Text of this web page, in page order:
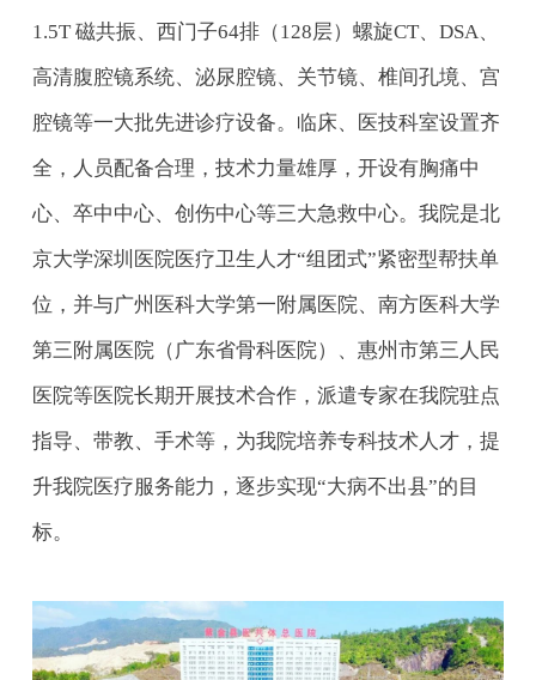
1.5T 磁共振、西门子64排（128层）螺旋CT、DSA、
高清腹腔镜系统、泌尿腔镜、关节镜、椎间孔境、宫
腔镜等一大批先进诊疗设备。临床、医技科室设置齐
全，人员配备合理，技术力量雄厚，开设有胸痛中
心、卒中中心、创伤中心等三大急救中心。我院是北
京大学深圳医院医疗卫生人才“组团式”紧密型帮扶单
位，并与广州医科大学第一附属医院、南方医科大学
第三附属医院（广东省骨科医院）、惠州市第三人民
医院等医院长期开展技术合作，派遣专家在我院驻点
指导、带教、手术等，为我院培养专科技术人才，提
升我院医疗服务能力，逐步实现“大病不出县”的目
标。